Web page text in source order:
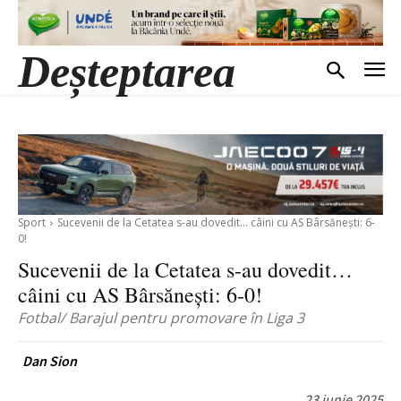
Deșteptarea
Sport
Sucevenii de la Cetatea s-au dovedit… câini cu AS Bârsănești: 6-
0!
Sucevenii de la Cetatea s-au dovedit…
câini cu AS Bârsănești: 6-0!
Fotbal/ Barajul pentru promovare în Liga 3
Dan Sion